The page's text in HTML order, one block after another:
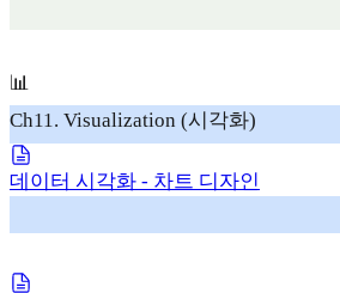
📊
Ch11. Visualization (시각화)
데이터 시각화 - 차트 디자인